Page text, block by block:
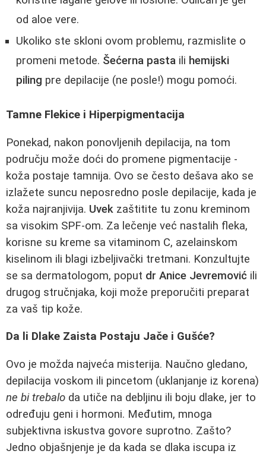
od aloe vere.
Ukoliko ste skloni ovom problemu, razmislite o
promeni metode. Šećerna pasta ili hemijski
piling pre depilacije (ne posle!) mogu pomoći.
Tamne Flekice i Hiperpigmentacija
Ponekad, nakon ponovljenih depilacija, na tom
području može doći do promene pigmentacije -
koža postaje tamnija. Ovo se često dešava ako se
izlažete suncu neposredno posle depilacije, kada je
koža najranjivija. Uvek zaštitite tu zonu kreminom
sa visokim SPF-om. Za lečenje već nastalih fleka,
korisne su kreme sa vitaminom C, azelainskom
kiselinom ili blagi izbeljivački tretmani. Konzultujte
se sa dermatologom, poput dr Anice Jevremović ili
drugog stručnjaka, koji može preporučiti preparat
za vaš tip kože.
Da li Dlake Zaista Postaju Jače i Gušće?
Ovo je možda najveća misterija. Naučno gledano,
depilacija voskom ili pincetom (uklanjanje iz korena)
ne bi trebalo da utiče na debljinu ili boju dlake, jer to
određuju geni i hormoni. Međutim, mnoga
subjektivna iskustva govore suprotno. Zašto?
Jedno objašnjenje je da kada se dlaka iscupa iz